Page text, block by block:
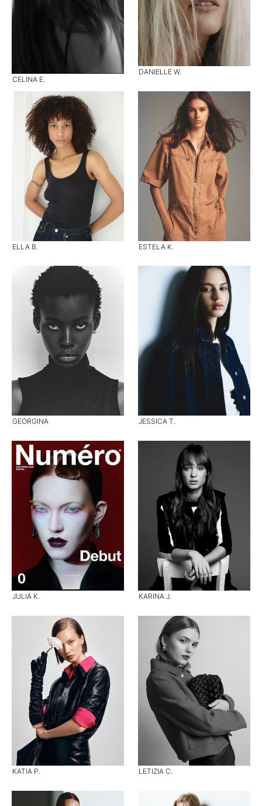
CELINA E.
DANIELLE W.
ELLA B. ESTELA K.
GEORGINA JESSICA T.
JULIA K. KARINA J.
KATIA P. LETIZIA C.